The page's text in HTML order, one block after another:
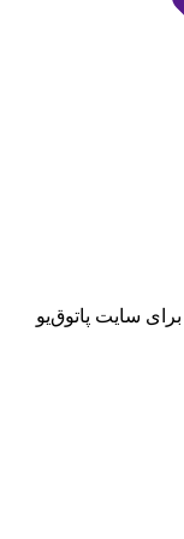
برای سایت پاتوق‌یو